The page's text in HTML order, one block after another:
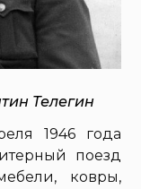
Телегин
1946 года
поезд
ковры,